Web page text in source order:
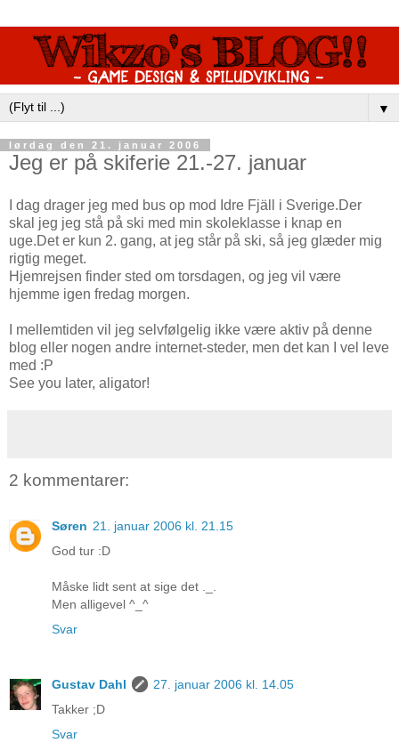
▼
lørdag den 21. januar 2006
Jeg er på skiferie 21.-27. januar
I dag drager jeg med bus op mod Idre Fjäll i Sverige.Der
skal jeg jeg stå på ski med min skoleklasse i knap en
uge.Det er kun 2. gang, at jeg står på ski, så jeg glæder mig
rigtig meget.
Hjemrejsen finder sted om torsdagen, og jeg vil være
hjemme igen fredag morgen.
I mellemtiden vil jeg selvfølgelig ikke være aktiv på denne
blog eller nogen andre internet-steder, men det kan I vel leve
med :P
See you later, aligator!
2 kommentarer:
Søren 21. januar 2006 kl. 21.15
God tur :D
Måske lidt sent at sige det ._.
Men alligevel ^_^
Svar
Gustav Dahl
27. januar 2006 kl. 14.05
Takker ;D
Svar